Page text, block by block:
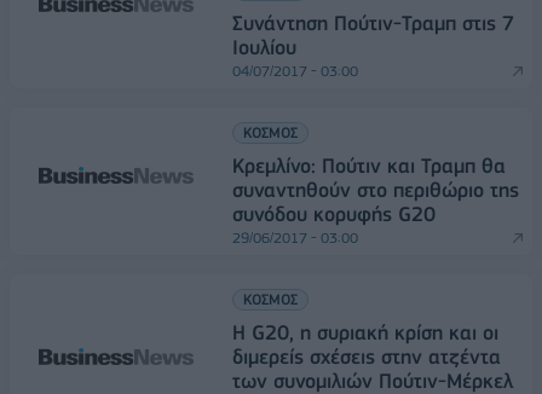
Συνάντηση Πούτιν-Τραμπ στις 7
Ιουλίου
04/07/2017 - 03:00
ΚΟΣΜΟΣ
Κρεμλίνο: Πούτιν και Τραμπ θα
συναντηθούν στο περιθώριο της
συνόδου κορυφής G20
29/06/2017 - 03:00
ΚΟΣΜΟΣ
Η G20, η συριακή κρίση και οι
διμερείς σχέσεις στην ατζέντα
των συνομιλιών Πούτιν-Μέρκελ